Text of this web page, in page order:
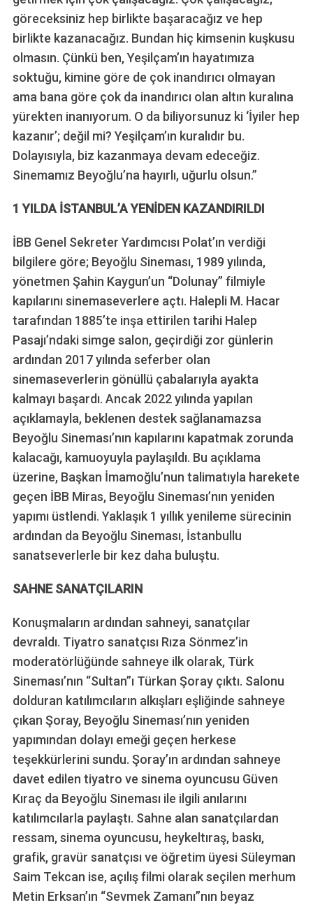
göreceksiniz hep birlikte başaracağız ve hep
birlikte kazanacağız. Bundan hiç kimsenin kuşkusu
olmasın. Çünkü ben, Yeşilçam’ın hayatımıza
soktuğu, kimine göre de çok inandırıcı olmayan
ama bana göre çok da inandırıcı olan altın kuralına
yürekten inanıyorum. O da biliyorsunuz ki ‘İyiler hep
kazanır’; değil mi? Yeşilçam’ın kuralıdır bu.
Dolayısıyla, biz kazanmaya devam edeceğiz.
Sinemamız Beyoğlu’na hayırlı, uğurlu olsun.”
1 YILDA İSTANBUL’A YENİDEN KAZANDIRILDI
İBB Genel Sekreter Yardımcısı Polat’ın verdiği
bilgilere göre; Beyoğlu Sineması, 1989 yılında,
yönetmen Şahin Kaygun’un “Dolunay” filmiyle
kapılarını sinemaseverlere açtı. Halepli M. Hacar
tarafından 1885’te inşa ettirilen tarihi Halep
Pasajı’ndaki simge salon, geçirdiği zor günlerin
ardından 2017 yılında seferber olan
sinemaseverlerin gönüllü çabalarıyla ayakta
kalmayı başardı. Ancak 2022 yılında yapılan
açıklamayla, beklenen destek sağlanamazsa
Beyoğlu Sineması’nın kapılarını kapatmak zorunda
kalacağı, kamuoyuyla paylaşıldı. Bu açıklama
üzerine, Başkan İmamoğlu’nun talimatıyla harekete
geçen İBB Miras, Beyoğlu Sineması’nın yeniden
yapımı üstlendi. Yaklaşık 1 yıllık yenileme sürecinin
ardından da Beyoğlu Sineması, İstanbullu
sanatseverlerle bir kez daha buluştu.
SAHNE SANATÇILARIN
Konuşmaların ardından sahneyi, sanatçılar
devraldı. Tiyatro sanatçısı Rıza Sönmez’in
moderatörlüğünde sahneye ilk olarak, Türk
Sineması’nın “Sultan”ı Türkan Şoray çıktı. Salonu
dolduran katılımcıların alkışları eşliğinde sahneye
çıkan Şoray, Beyoğlu Sineması’nın yeniden
yapımından dolayı emeği geçen herkese
teşekkürlerini sundu. Şoray’ın ardından sahneye
davet edilen tiyatro ve sinema oyuncusu Güven
Kıraç da Beyoğlu Sineması ile ilgili anılarını
katılımcılarla paylaştı. Sahne alan sanatçılardan
ressam, sinema oyuncusu, heykeltıraş, baskı,
grafik, gravür sanatçısı ve öğretim üyesi Süleyman
Saim Tekcan ise, açılış filmi olarak seçilen merhum
Metin Erksan’ın “Sevmek Zamanı”nın beyaz
S
e
r
f
r